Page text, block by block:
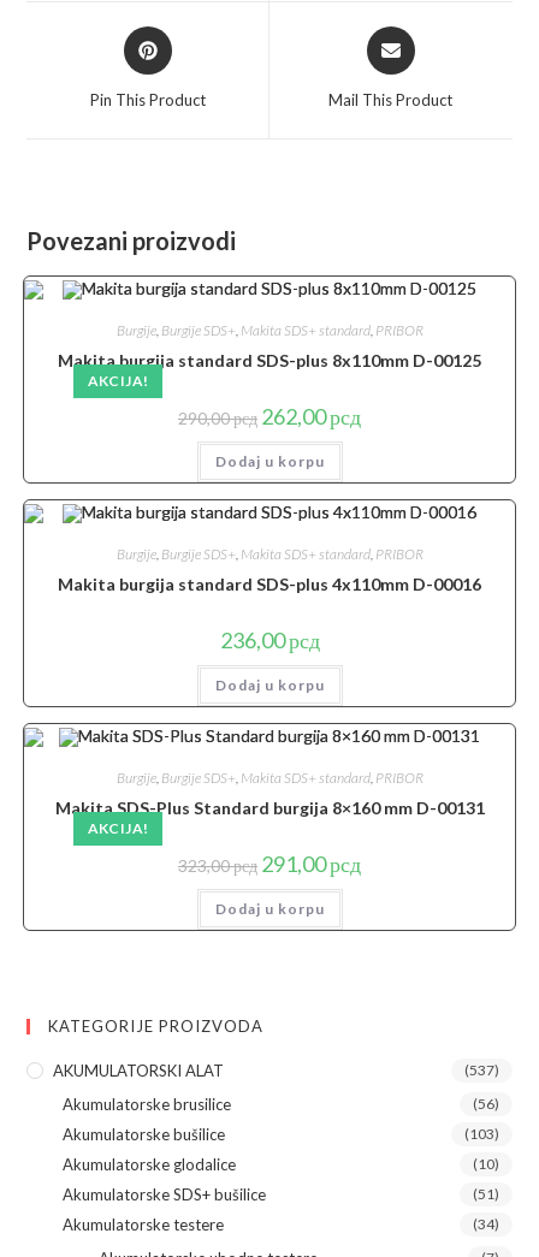
Opens
in
Pin This Product
Opens
in
Mail This Product
Povezani proizvodi
AKCIJA!
Burgije, Burgije SDS+, Makita SDS+ standard, PRIBOR
Makita burgija standard SDS-plus 8x110mm D-00125
290,00рсд Originalna
cena
je
bila:
290,00 рсд.
262,00рсдTrenutna
cena
Dodaj u korpu
Burgije, Burgije SDS+, Makita SDS+ standard, PRIBOR
Makita burgija standard SDS-plus 4x110mm D-00016
236,00рсд
Dodaj u korpu
AKCIJA!
Burgije, Burgije SDS+, Makita SDS+ standard, PRIBOR
Makita SDS-Plus Standard burgija 8×160 mm D-00131
323,00рсд Originalna
cena
je
bila:
323,00 рсд.
291,00рсдTrenutna
cena
Dodaj u korpu
KATEGORIJE PROIZVODA
AKUMULATORSKI ALAT (537)
Akumulatorske brusilice (56)
Akumulatorske bušilice (103)
Akumulatorske glodalice (10)
Akumulatorske SDS+ bušilice (51)
Akumulatorske testere (34)